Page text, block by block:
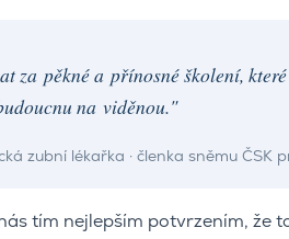
za pěkné a přínosné školení,
na viděnou."
zubní lékařka · členka sněmu ČSK
tím nejlepším potvrzením, že